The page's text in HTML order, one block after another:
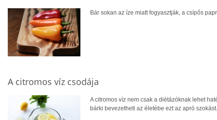
Bár sokan az íze miatt fogyasztják, a csípős
A citromos víz csodája
A citromos víz nem csak a diétázóknak lehet
bárki bevezetheti az életébe ezt az apró szokást.